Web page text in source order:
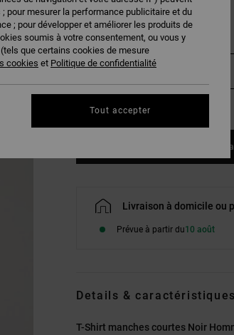
XS S
Voir le Guide des tailles
Ajouter au
Livraison à domicile ou
Prévue à partir du10 août
Details & caractéristiques
T-Shirt manches courtes Noir
pour mesurer la performance publicitaire et du
; pour développer et améliorer les produits de
soumis à votre consentement, ou vous y
que certains cookies de mesure
cookies et Politique de confidentialité
Tout accepter